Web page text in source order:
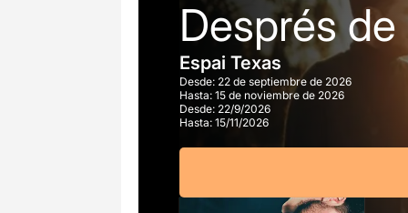
Després
Espai Texas
Desde: 22 de septiembre de 2026
Hasta: 15 de noviembre de 2026
Desde: 22/9/2026
Hasta: 15/11/2026